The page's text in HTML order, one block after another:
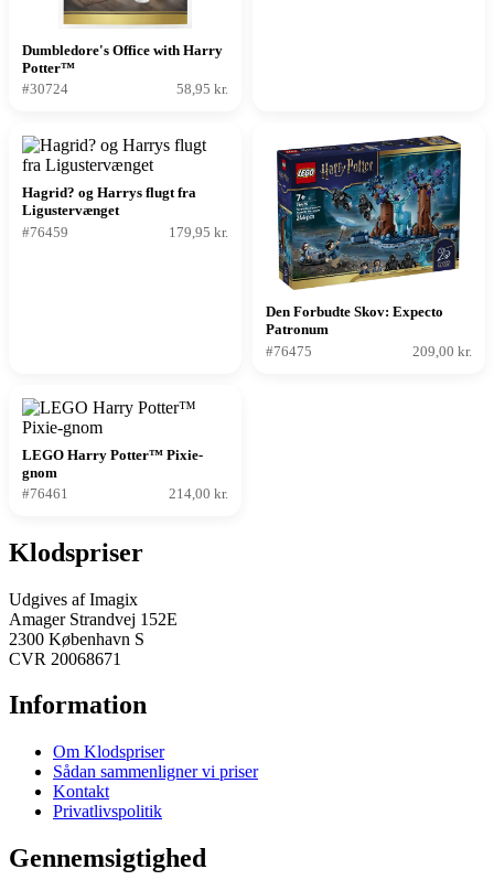
Dumbledore's Office with Harry
Potter™
#30724
58,95 kr.
Hagrid? og Harrys flugt fra
Ligustervænget
#76459
179,95 kr.
Den Forbudte Skov: Expecto
Patronum
#76475
209,00 kr.
LEGO Harry Potter™ Pixie-
gnom
#76461
214,00 kr.
Klodspriser
Udgives af Imagix
Amager Strandvej 152E
2300 København S
CVR 20068671
Information
Om Klodspriser
Sådan sammenligner vi priser
Kontakt
Privatlivspolitik
Gennemsigtighed